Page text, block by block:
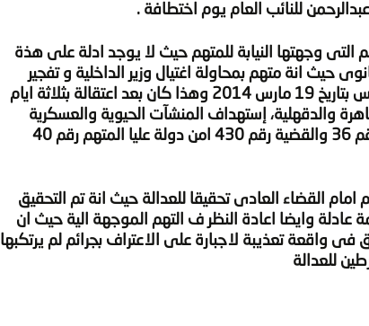
التى وجهتها النيابة للمتهم حيث لا يوجد ادلة على هذة
حيث انة متهم بمحاولة اغتيال وزير الداخلية و تفجير
كمين مسطرد وكمين الأميرية وقتل جنود , وتفجير مخزن عرب شركس بتاريخ 19 مارس 2014 وهذا كان بعد اعتقالة بثلاثة ايام
والدقهلية، إستهداف المنشآت الحيوية والعسكرية
,وذالك فى 5 قضايا منها القضية رقم 390 امن دولة عليا المتهم رقم 36 والقضية رقم 430 امن دولة عليا المتهم رقم 40
القضاء العادى تحقيقا للعدالة حيث انة تم التحقيق
وايضا اعادة النظر ف التهم الموجهة الية حيث ان
فى واقعة تعذيبة لاجبارة على الاعتراف بجرائم لم يرتكبها
للعدالة